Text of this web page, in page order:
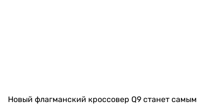
Новый флагманский кроссовер Q9 станет самым